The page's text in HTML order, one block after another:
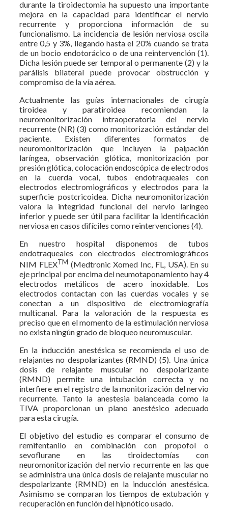
durante la tiroidectomia ha supuesto una importante
mejora en la capacidad para identificar el nervio
recurrente y proporciona información de su
funcionalismo. La incidencia de lesión nerviosa oscila
entre 0,5 y 3%, llegando hasta el 20% cuando se trata
de un bocio endotorácico o de una reintervención (1).
Dicha lesión puede ser temporal o permanente (2) y la
parálisis bilateral puede provocar obstrucción y
compromiso de la vía aérea.
Actualmente las guías internacionales de cirugía
tiroidea y paratiroidea recomiendan la
neuromonitorización intraoperatoria del nervio
recurrente (NR) (3) como monitorización estándar del
paciente. Existen diferentes formatos de
neuromonitorización que incluyen la palpación
laríngea, observación glótica, monitorización por
presión glótica, colocación endoscópica de electrodos
en la cuerda vocal, tubos endotraqueales con
electrodos electromiográficos y electrodos para la
superficie postcricoidea. Dicha neuromonitorización
valora la integridad funcional del nervio laríngeo
inferior y puede ser útil para facilitar la identificación
nerviosa en casos difíciles como reintervenciones (4).
En nuestro hospital disponemos de tubos
endotraqueales con electrodos electromiográficos
NIM FLEXTM (Medtronic Xomed Inc, FL, USA). En su
eje principal por encima del neumotaponamiento hay 4
electrodos metálicos de acero inoxidable. Los
electrodos contactan con las cuerdas vocales y se
conectan a un dispositivo de electromiografía
multicanal. Para la valoración de la respuesta es
preciso que en el momento de la estimulación nerviosa
no exista ningún grado de bloqueo neuromuscular.
En la inducción anestésica se recomienda el uso de
relajantes no despolarizantes (RMND) (5). Una única
dosis de relajante muscular no despolarizante
(RMND) permite una intubación correcta y no
interfiere en el registro de la monitorización del nervio
recurrente. Tanto la anestesia balanceada como la
TIVA proporcionan un plano anestésico adecuado
para esta cirugía.
El objetivo del estudio es comparar el consumo de
remifentanilo en combinación con propofol o
sevoflurane en las tiroidectomías con
neuromonitorización del nervio recurrente en las que
se administra una única dosis de relajante muscular no
despolarizante (RMND) en la inducción anestésica.
Asimismo se comparan los tiempos de extubación y
recuperación en función del hipnótico usado.